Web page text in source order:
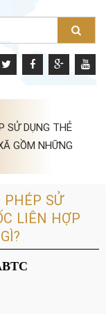
SỬ DỤNG THẺ
GỒM NHỮNG
PHÉP SỬ
LIÊN HỢP